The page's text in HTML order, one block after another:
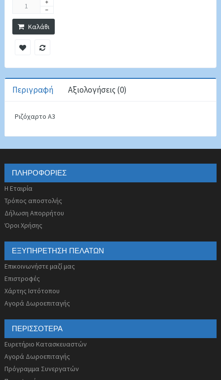
Καλάθι
Περιγραφή Αξιολογήσεις (0)
Ριζόχαρτο Α3
ΠΛΗΡΟΦΟΡΊΕΣ
Η Εταιρία
Τρόπος αποστολής
Δήλωση Απορρήτου
Όροι Χρήσης
ΕΞΥΠΗΡΈΤΗΣΗ ΠΕΛΑΤΏΝ
Επικοινωνήστε μαζί μας
Επιστροφές
Χάρτης Ιστότοπου
Αγορά Δωροεπιταγής
ΠΕΡΙΣΣΌΤΕΡΑ
Ευρετήριο Κατασκευαστών
Αγορά Δωροεπιταγής
Πρόγραμμα Συνεργατών